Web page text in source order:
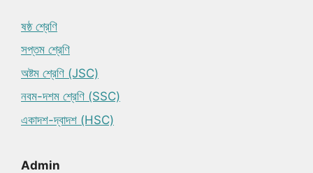
ষষ্ঠ শ্রেণি
সপ্তম শ্রেণি
অষ্টম শ্রেণি (JSC)
নবম-দশম শ্রেণি (SSC)
একাদশ-দ্বাদশ (HSC)
Admin